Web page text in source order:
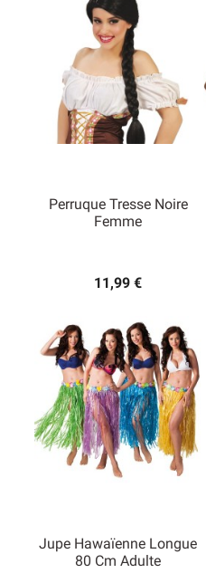
Perruque Tresse Noire
Femme
11,99 €
Jupe Hawaïenne Longue
80 Cm Adulte